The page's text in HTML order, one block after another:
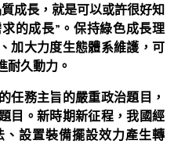
成長，就是可以或許很好知
的成長”。保持綠色成長理
加大力度生態體系維護，可
耐久動力。
任務主旨的嚴重政治題目，
目。新時期新征程，我國經
設置裝備擺設效力產生轉